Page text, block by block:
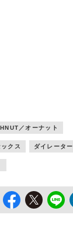
／オーナット
ックス ダイレーター